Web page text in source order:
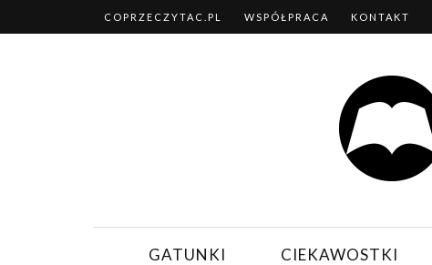
COPRZECZYTAC.PL WSPÓŁPRACA KONTAKT
GATUNKI CIEKAWOSTKI